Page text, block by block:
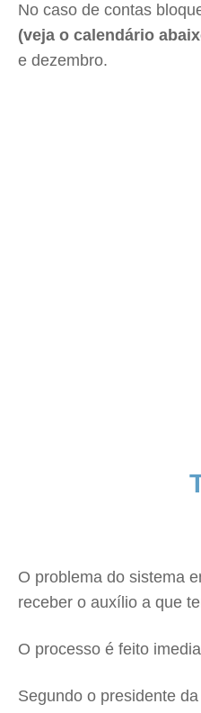
No caso de contas
(veja o calendário
e dezembro.
O problema do sistema
receber o auxílio a que
O processo é feito
Segundo o presidente